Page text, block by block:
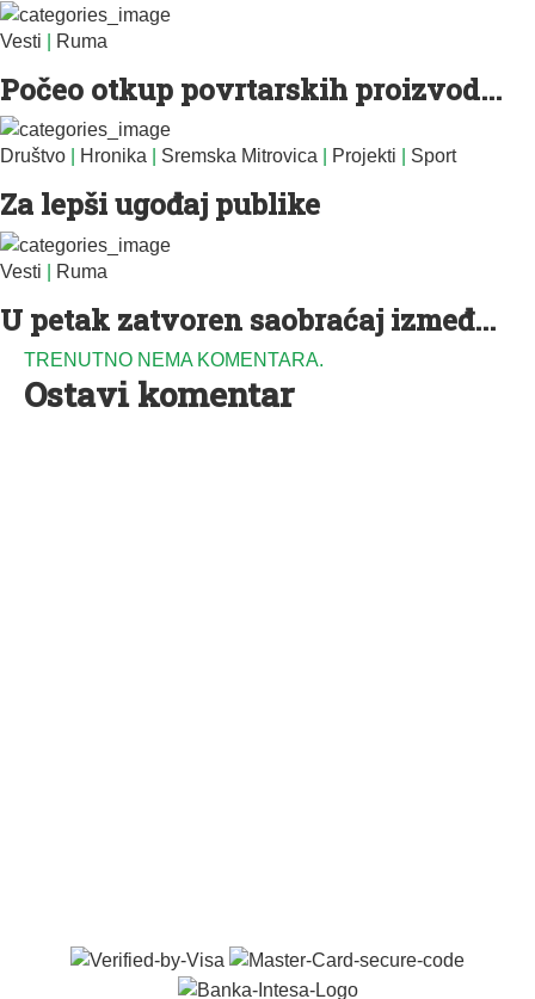
Vesti Ruma
Počeo otkup povrtarskih proizvod...
Društvo Hronika Sremska Mitrovica Projekti Sport
Za lepši ugođaj publike
Vesti Ruma
U petak zatvoren saobraćaj izmeđ...
TRENUTNO NEMA KOMENTARA.
Ostavi komentar